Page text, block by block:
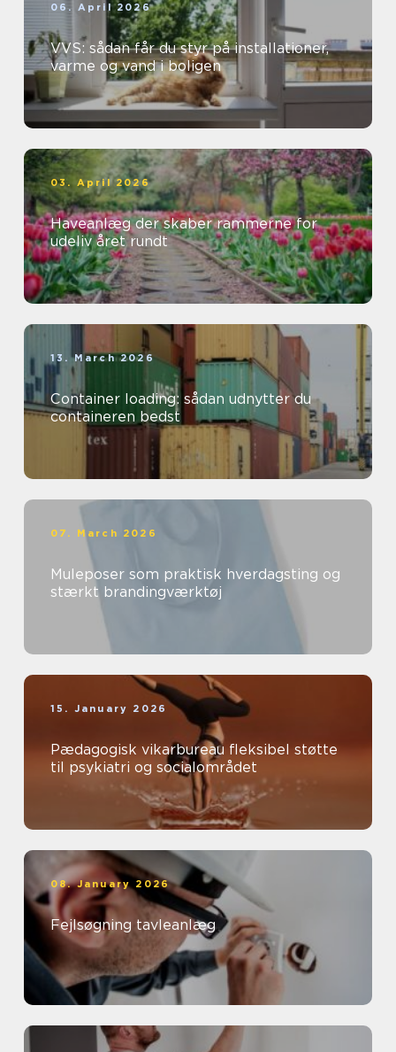
06. April 2026
VVS: sådan får du styr på installationer,
varme og vand i boligen
03. April 2026
Haveanlæg der skaber rammerne for
udeliv året rundt
13. March 2026
Container loading: sådan udnytter du
containeren bedst
07. March 2026
Muleposer som praktisk hverdagsting og
stærkt brandingværktøj
15. January 2026
Pædagogisk vikarbureau fleksibel støtte
til psykiatri og socialområdet
08. January 2026
Fejlsøgning tavleanlæg